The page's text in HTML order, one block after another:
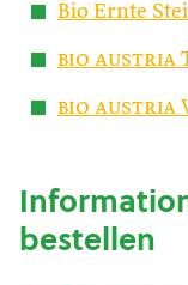
Bio Ernte
bio austria
bio austria
bestellen